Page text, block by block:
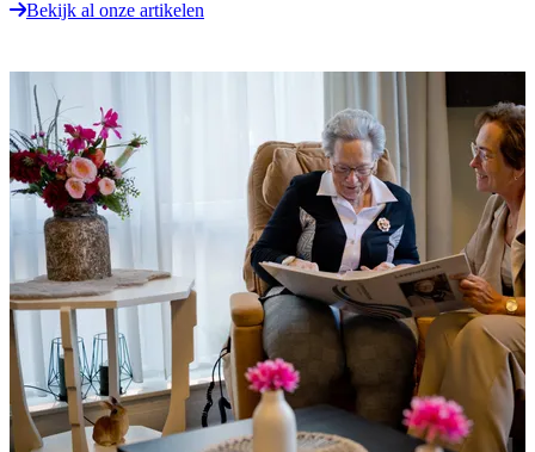
Bekijk al onze artikelen